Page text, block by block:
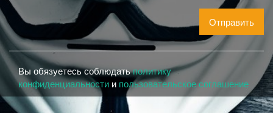
Отправить
Вы обязуетесь соблюдатьполитику
конфиденциальности и пользовательское соглашение